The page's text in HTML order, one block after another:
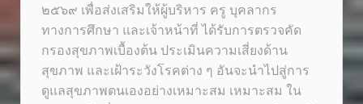
๒๕๖๙ เพื่อส่งเสริมให้ผู้บริหาร ครู บุคลากร
ทางการศึกษา และเจ้าหน้าที่ ได้รับการตรวจคัด
กรองสุขภาพเบื้องต้น ประเมินความเสี่ยงด้าน
สุขภาพ และเฝ้าระวังโรคต่าง ๆ อันจะนำไปสู่การ
ดูแลสุขภาพตนเองอย่างเหมาะสม เหมาะสม ใน